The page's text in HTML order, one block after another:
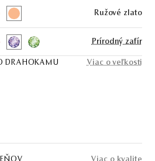
Ružové zlato
Prírodný zafír
DRAHOKAMU Viac o veľkosti